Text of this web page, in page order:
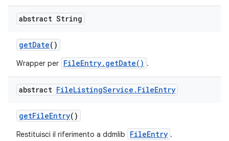
abstract String
getDate()
Wrapper per FileEntry.getDate() .
abstract FileListingService . FileEntry
getFileEntry()
Restituisci il riferimento a ddmlib FileEntry .